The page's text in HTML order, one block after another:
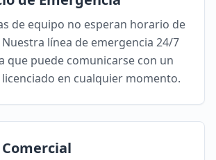
de equipo no esperan horario de
línea de emergencia 24/7
que puede comunicarse con un
en cualquier momento.
Comercial